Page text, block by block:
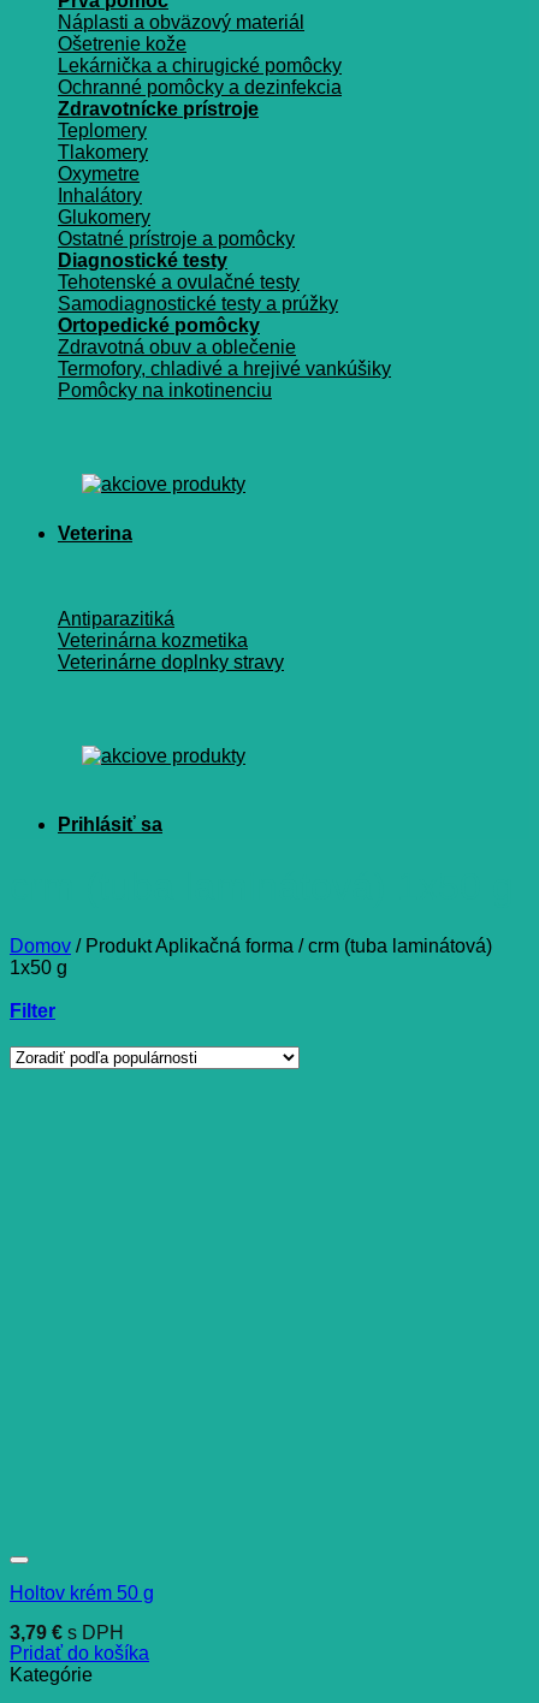
Náplasti a obväzový materiál
Ošetrenie kože
Lekárnička a chirugické pomôcky
Ochranné pomôcky a dezinfekcia
Zdravotnícke prístroje
Teplomery
Tlakomery
Oxymetre
Inhalátory
Glukomery
Ostatné prístroje a pomôcky
Diagnostické testy
Tehotenské a ovulačné testy
Samodiagnostické testy a prúžky
Ortopedické pomôcky
Zdravotná obuv a oblečenie
Termofory, chladivé a hrejivé vankúšiky
Pomôcky na inkotinenciu
Veterina
Antiparazitiká
Veterinárna kozmetika
Veterinárne doplnky stravy
Domov /Produkt Aplikačná forma /crm (tuba laminátová)
1x50 g
Filter
Holtov krém 50 g
3,79 € s DPH
Pridať do košíka
Kategórie